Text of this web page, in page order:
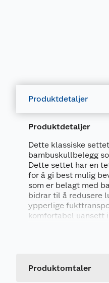
Produktdetaljer
Produktdetaljer
Dette klassiske
bambuskullbelegg
Dette settet har en
for å gi best mulig
som er belagt med
bidrar til å redusere
ypperlige
komfortabel uansett
Øvrige detaljer:
Produktomtaler
Leverandørens